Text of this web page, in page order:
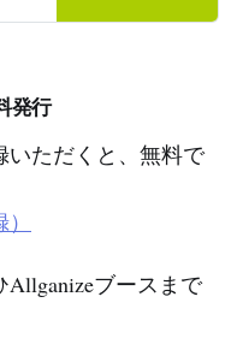
欠
発行
いただくと、無料で
ブースまで